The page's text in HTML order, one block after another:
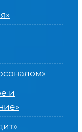
и